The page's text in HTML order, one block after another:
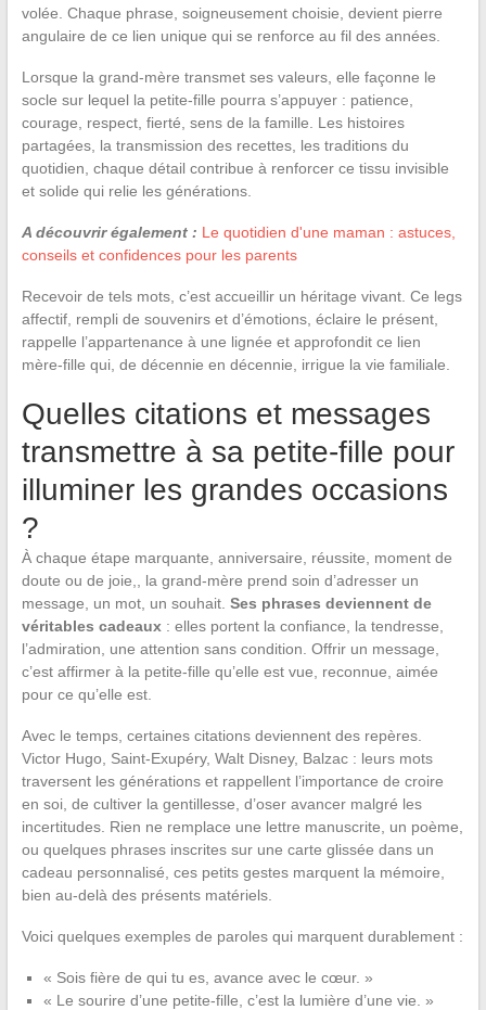
volée. Chaque phrase, soigneusement choisie, devient pierre
angulaire de ce lien unique qui se renforce au fil des années.
Lorsque la grand-mère transmet ses valeurs, elle façonne le
socle sur lequel la petite-fille pourra s’appuyer : patience,
courage, respect, fierté, sens de la famille. Les histoires
partagées, la transmission des recettes, les traditions du
quotidien, chaque détail contribue à renforcer ce tissu invisible
et solide qui relie les générations.
A découvrir également : Le quotidien d'une maman : astuces,
conseils et confidences pour les parents
Recevoir de tels mots, c’est accueillir un héritage vivant. Ce legs
affectif, rempli de souvenirs et d’émotions, éclaire le présent,
rappelle l’appartenance à une lignée et approfondit ce lien
mère-fille qui, de décennie en décennie, irrigue la vie familiale.
Quelles citations et messages
transmettre à sa petite-fille pour
illuminer les grandes occasions
?
À chaque étape marquante, anniversaire, réussite, moment de
doute ou de joie,, la grand-mère prend soin d’adresser un
message, un mot, un souhait. Ses phrases deviennent de
véritables cadeaux: elles portent la confiance, la tendresse,
l’admiration, une attention sans condition. Offrir un message,
c’est affirmer à la petite-fille qu’elle est vue, reconnue, aimée
pour ce qu’elle est.
Avec le temps, certaines citations deviennent des repères.
Victor Hugo, Saint-Exupéry, Walt Disney, Balzac : leurs mots
traversent les générations et rappellent l’importance de croire
en soi, de cultiver la gentillesse, d’oser avancer malgré les
incertitudes. Rien ne remplace une lettre manuscrite, un poème,
ou quelques phrases inscrites sur une carte glissée dans un
cadeau personnalisé, ces petits gestes marquent la mémoire,
bien au-delà des présents matériels.
Voici quelques exemples de paroles qui marquent durablement :
« Sois fière de qui tu es, avance avec le cœur. »
« Le sourire d’une petite-fille, c’est la lumière d’une vie. »